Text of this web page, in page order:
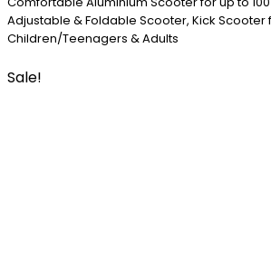
Adjustable & Foldable Scooter, Kick Scooter
Children/Teenagers & Adults
Sale!